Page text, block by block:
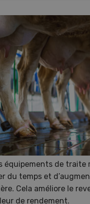
équipements de traite
du temps et
Cela améliore le
de rendement.